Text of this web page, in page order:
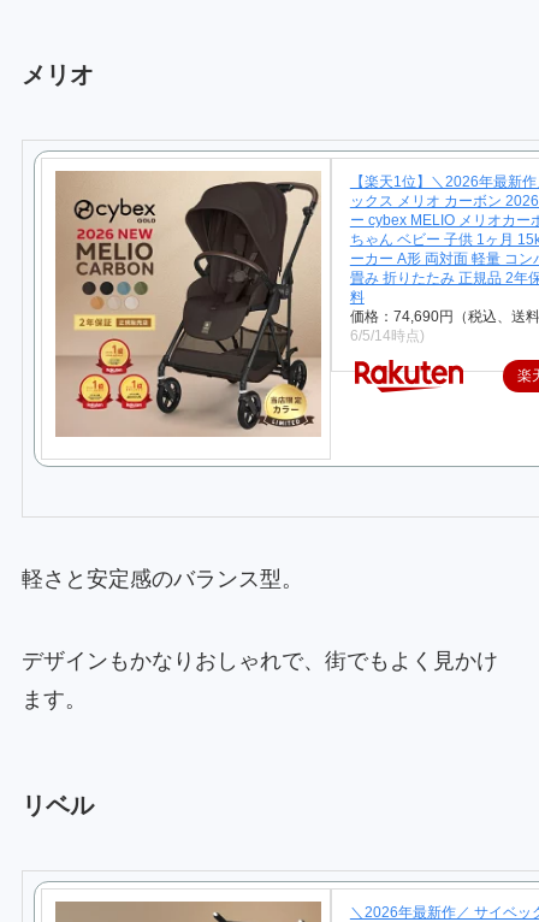
メリオ
【楽天1位】＼2026年最新
ックス メリオ カーボン
ー cybex MELIO メリオカー
ちゃん ベビー 子供 1ヶ月
ーカー A形 両対面 軽量 コン
畳み 折りたたみ 正規品 2年
料
価格：74,690円（税込、送
6/5/14時点)
楽
軽さと安定感のバランス型。
デザインもかなりおしゃれで、街でもよく見かけ
ます。
リベル
＼2026年最新作／ サイベッ